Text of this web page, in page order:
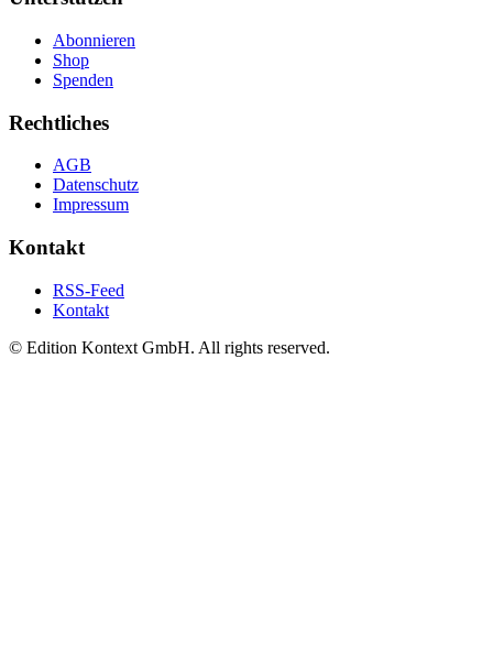
Abonnieren
Shop
Spenden
Rechtliches
AGB
Datenschutz
Impressum
Kontakt
RSS-Feed
Kontakt
© Edition Kontext GmbH. All rights reserved.